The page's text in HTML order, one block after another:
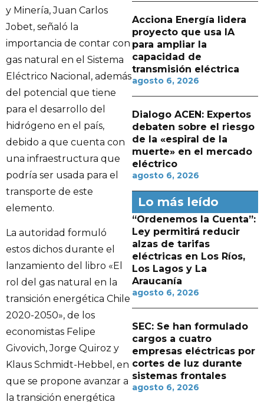
y Minería, Juan Carlos
Jobet, señaló la
importancia de contar con
gas natural en el Sistema
Eléctrico Nacional, además
del potencial que tiene
para el desarrollo del
hidrógeno en el país,
debido a que cuenta con
una infraestructura que
podría ser usada para el
transporte de este
elemento.
La autoridad formuló
estos dichos durante el
lanzamiento del libro «El
rol del gas natural en la
transición energética Chile
2020-2050», de los
economistas Felipe
Givovich, Jorge Quiroz y
Klaus Schmidt-Hebbel, en
que se propone avanzar a
la transición energética
Acciona Energía lidera
proyecto que usa IA
para ampliar la
capacidad de
transmisión eléctrica
agosto 6, 2026
Dialogo ACEN: Expertos
debaten sobre el riesgo
de la «espiral de la
muerte» en el mercado
eléctrico
agosto 6, 2026
Lo más leído
“Ordenemos la Cuenta”:
Ley permitirá reducir
alzas de tarifas
eléctricas en Los Ríos,
Los Lagos y La
Araucanía
agosto 6, 2026
SEC: Se han formulado
cargos a cuatro
empresas eléctricas por
cortes de luz durante
sistemas frontales
agosto 6, 2026